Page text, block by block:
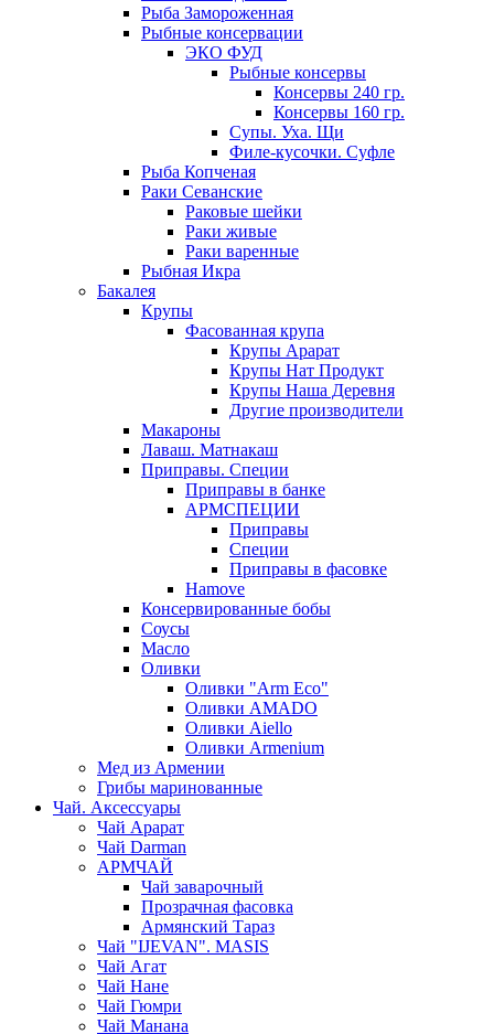
Рыба Замороженная
Рыбные консервации
ЭКО ФУД
Рыбные консервы
Консервы 240 гр.
Консервы 160 гр.
Супы. Уха. Щи
Филе-кусочки. Суфле
Рыба Копченая
Раки Севанские
Раковые шейки
Раки живые
Раки варенные
Рыбная Икра
Бакалея
Крупы
Фасованная крупа
Крупы Арарат
Крупы Нат Продукт
Крупы Наша Деревня
Другие производители
Макароны
Лаваш. Матнакаш
Приправы. Специи
Приправы в банке
АРМСПЕЦИИ
Приправы
Специи
Приправы в фасовке
Hamove
Консервированные бобы
Соусы
Масло
Оливки
Оливки "Arm Eco"
Оливки AMADO
Оливки Aiello
Оливки Armenium
Мед из Армении
Грибы маринованные
Чай. Аксессуары
Чай Арарат
Чай Darman
АРМЧАЙ
Чай заварочный
Прозрачная фасовка
Армянский Тараз
Чай "IJEVAN". MASIS
Чай Агат
Чай Нане
Чай Гюмри
Чай Манана